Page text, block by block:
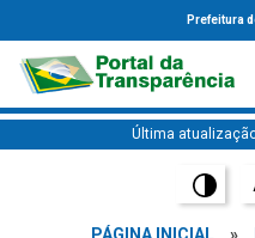
Prefeitura
Última